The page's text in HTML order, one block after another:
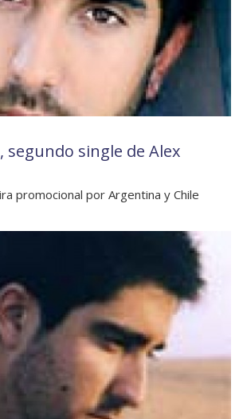
segundo single de Alex
promocional por Argentina y Chile